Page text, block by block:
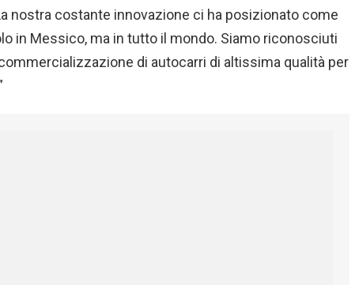
nostra costante innovazione ci ha posizionato come
in Messico, ma in tutto il mondo. Siamo riconosciuti
di autocarri di altissima qualità per